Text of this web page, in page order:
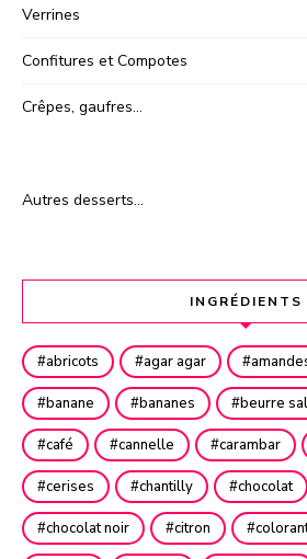
Verrines
Confitures et Compotes
Crêpes, gaufres…
Autres desserts…
INGRÉDIENTS
abricots agar agar
banane bananes beurre
café cannelle carambar
cerises chantilly chocolat
chocolat noir citron